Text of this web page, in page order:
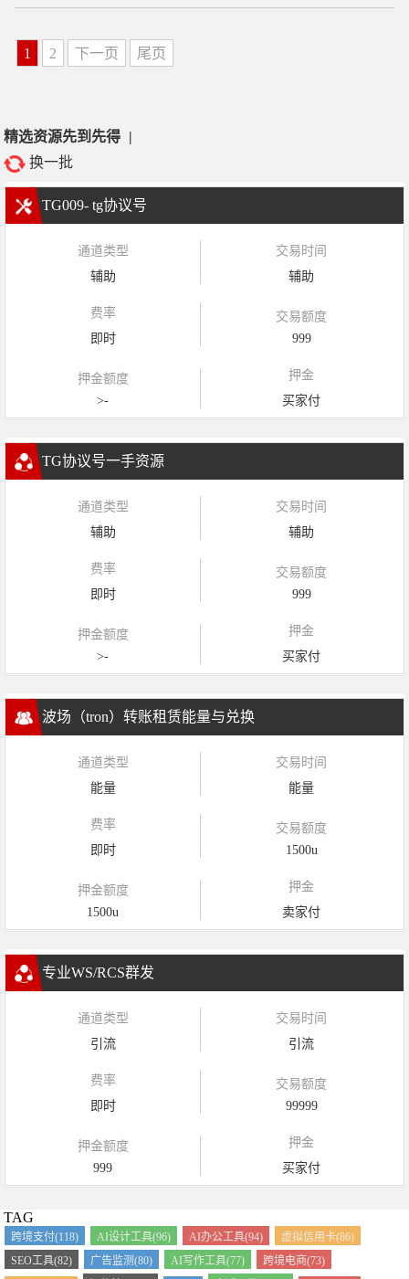
1 2 下一页 尾页
精选资源先到先得 |
换一批
TG009- tg协议号
通道类型
辅助
交易时间
辅助
费率
即时
交易额度
999
押金额度
>-
押金
买家付
TG协议号一手资源
通道类型
辅助
交易时间
辅助
费率
即时
交易额度
999
押金额度
>-
押金
买家付
波场（tron）转账租赁能量与兑换
通道类型
能量
交易时间
能量
费率
即时
交易额度
1500u
押金额度
1500u
押金
卖家付
专业WS/RCS群发
通道类型
引流
交易时间
引流
费率
即时
交易额度
99999
押金额度
999
押金
买家付
TAG
跨境支付(118) AI设计工具(96) AI办公工具(94)
虚拟信用卡(86)
SEO工具(82)
广告监测(80) AI写作工具(77)
跨境电商(73)